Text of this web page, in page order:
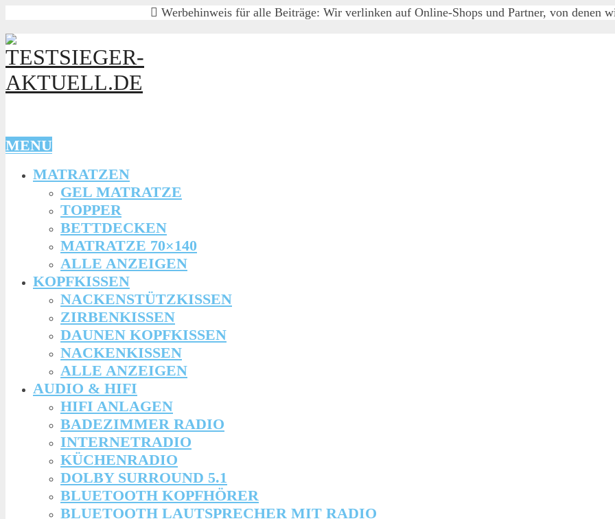
Werbehinweis für alle Beiträge: Wir verlinken auf Online-Shops und Partner, von denen
MENU
MATRATZEN
GEL MATRATZE
TOPPER
BETTDECKEN
MATRATZE 70×140
ALLE ANZEIGEN
KOPFKISSEN
NACKENSTÜTZKISSEN
ZIRBENKISSEN
DAUNEN KOPFKISSEN
NACKENKISSEN
ALLE ANZEIGEN
AUDIO & HIFI
HIFI ANLAGEN
BADEZIMMER RADIO
INTERNETRADIO
KÜCHENRADIO
DOLBY SURROUND 5.1
BLUETOOTH KOPFHÖRER
BLUETOOTH LAUTSPRECHER MIT RADIO